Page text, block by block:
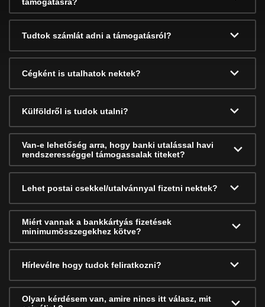
Tudtok számlát adni a támogatásról?
Cégként is utalhatok nektek?
Külföldről is tudok utalni?
Van-e lehetőség arra, hogy banki utalással havi
rendszerességgel támogassalak titeket?
Lehet postai csekkel/utalvánnyal fizetni nektek?
Miért vannak a bankkártyás fizetések
minimumösszegekhez kötve?
Hírlevélre hogy tudok feliratkozni?
Olyan kérdésem van, amire nincs itt válasz, mit